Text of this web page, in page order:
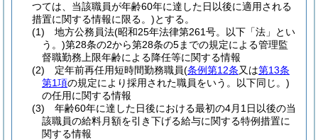
つては、当該職員が年齢60年に達した日以後に適用される
措置に関する情報に限る。)とする。
(1)
地方公務員法(昭和25年法律第261号。以下「法」とい
う。)第28条の2から第28条の5までの規定による管理監
督職勤務上限年齢による降任等に関する情報
(2)
定年前再任用短時間勤務職員(条例第12条又は第13条
第1項の規定により採用された職員をいう。以下同じ。)
の任用に関する情報
(3)
年齢60年に達した日後における最初の4月1日以後の当
該職員の給料月額を引き下げる給与に関する特例措置に
関する情報